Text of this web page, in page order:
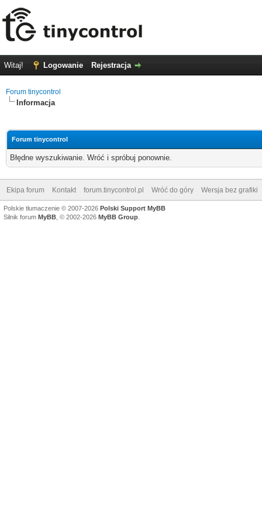
Witaj! Logowanie Rejestracja
Forum tinycontrol
Informacja
Forum tinycontrol
Błędne wyszukiwanie. Wróć i spróbuj ponownie.
Ekipa forum Kontakt forum.tinycontrol.pl Wróć do góry Wersja bez grafiki
Polskie tłumaczenie © 2007-2026 Polski Support MyBB
Silnik forum MyBB , © 2002-2026 MyBB Group